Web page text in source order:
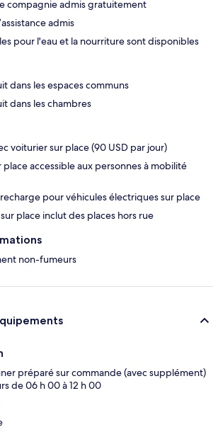
compagnie admis gratuitement
admis
pour l'eau et la nourriture sont disponibles
dans les espaces communs
dans les chambres
voiturier sur place (90 USD par jour)
place accessible aux personnes à mobilité
pour véhicules électriques sur place
place inclut des places hors rue
non-fumeurs
préparé sur commande (avec supplément)
de 06 h 00 à 12 h 00